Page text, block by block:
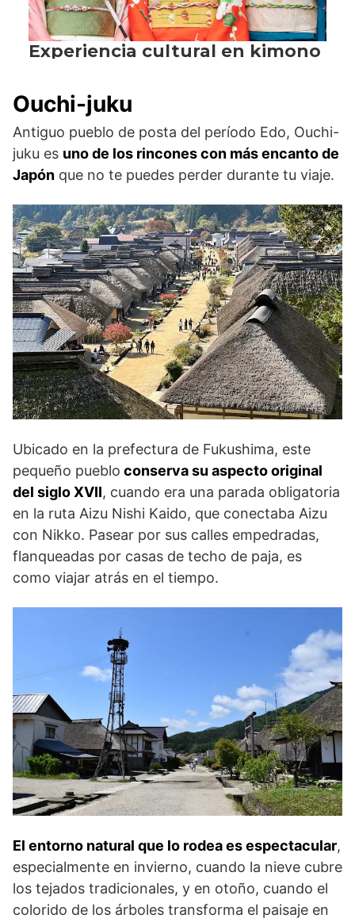
Ouchi-juku
Antiguo pueblo de posta del período Edo, Ouchi-
juku es uno de los rincones con más encanto de
Japón que no te puedes perder durante tu viaje.
Ubicado en la prefectura de Fukushima, este
pequeño pueblo conserva su aspecto original
del siglo XVII, cuando era una parada obligatoria
en la ruta Aizu Nishi Kaido, que conectaba Aizu
con Nikko. Pasear por sus calles empedradas,
flanqueadas por casas de techo de paja, es
como viajar atrás en el tiempo.
El entorno natural que lo rodea es espectacular,
especialmente en invierno, cuando la nieve cubre
los tejados tradicionales, y en otoño, cuando el
colorido de los árboles transforma el paisaje en